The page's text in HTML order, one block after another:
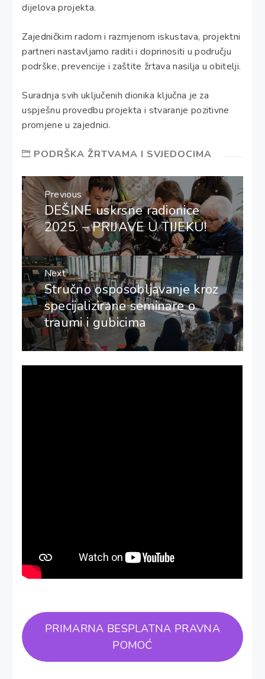
dijelova projekta.
Zajedničkim radom i razmjenom iskustava, projektni
partneri nastavljamo raditi i doprinositi u području
podrške, prevencije i zaštite žrtava nasilja u obitelji.
Suradnja svih uključenih dionika ključna je za
uspješnu provedbu projekta i stvaranje pozitivne
promjene u zajednici.
PODRŠKA ŽRTVAMA I SVJEDOCIMA
Navigacija
objava
Previous
Previous
post:
DEŠINE uskrsne radionice
2025. – PRIJAVE U TIJEKU!
Next
Next
post:
Stručno osposobljavanje kroz
specijalizirane seminare o
traumi i gubicima
PRIMARNA BESPLATNA PRAVNA
POMOĆ